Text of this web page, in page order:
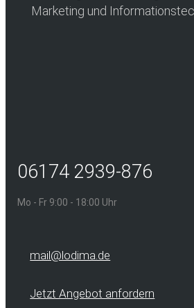
Marketing und
06174 2939-876
Mo - Fr 9:00 - 18:00 Uhr
mail@lodima.de
Jetzt Angebot anfordern